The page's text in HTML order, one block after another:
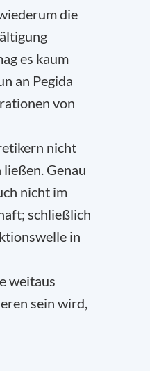
die
es kaum
an Pegida
von
nicht
Genau
nicht im
schließlich
in
weitaus
sein wird,